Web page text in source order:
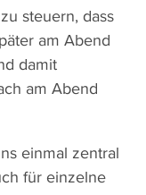
steuern, dass
am Abend
damit
am Abend
einmal zentral
für einzelne